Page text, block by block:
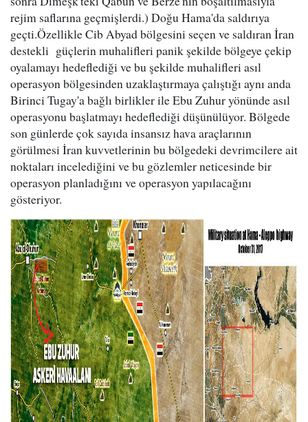
rejim saflarına geçmişlerdi.) Doğu Hama'da saldırıya
geçti.Özellikle Cib Abyad bölgesini seçen ve saldıran İran
destekli güçlerin muhalifleri panik şekilde bölgeye çekip
oyalamayı hedeflediği ve bu şekilde muhalifleri asıl
operasyon bölgesinden uzaklaştırmaya çalıştığı aynı anda
Birinci Tugay'a bağlı birlikler ile Ebu Zuhur yönünde asıl
operasyonu başlatmayı hedeflediği düşünülüyor. Bölgede
son günlerde çok sayıda insansız hava araçlarının
görülmesi İran kuvvetlerinin bu bölgedeki devrimcilere ait
noktaları incelediğini ve bu gözlemler neticesinde bir
operasyon planladığını ve operasyon yapılacağını
gösteriyor.